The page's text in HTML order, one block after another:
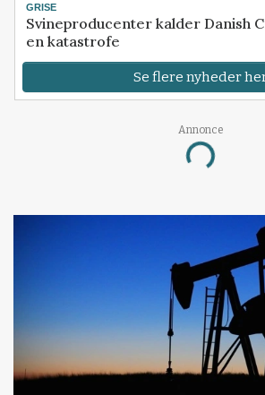
GRISE
Svineproducenter kalder Danish
en katastrofe
Se flere nyheder
Annonce
Loading...